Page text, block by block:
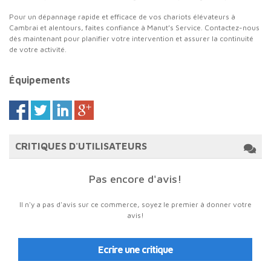
Pour un dépannage rapide et efficace de vos chariots élévateurs à
Cambrai et alentours, faites confiance à Manut’s Service. Contactez-nous
dès maintenant pour planifier votre intervention et assurer la continuité
de votre activité.
Équipements
CRITIQUES D'UTILISATEURS
Pas encore d'avis!
Il n'y a pas d'avis sur ce commerce, soyez le premier à donner votre
avis!
Ecrire une critique